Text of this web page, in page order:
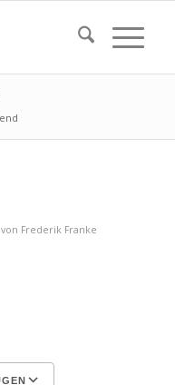
von Frederik Franke